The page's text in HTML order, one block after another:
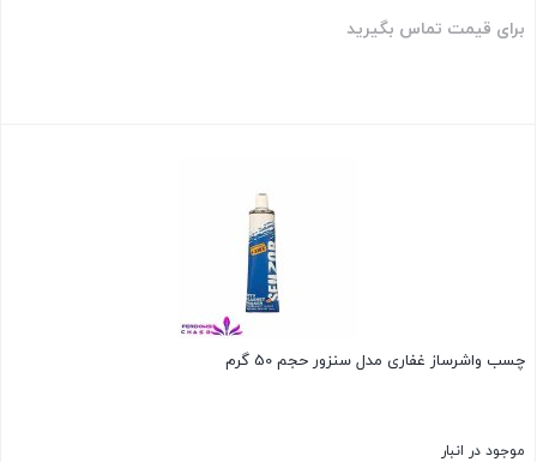
برای قیمت تماس بگیرید
چسب واشرساز غفاری مدل سنزور حجم 50 گرم
موجود در انبار